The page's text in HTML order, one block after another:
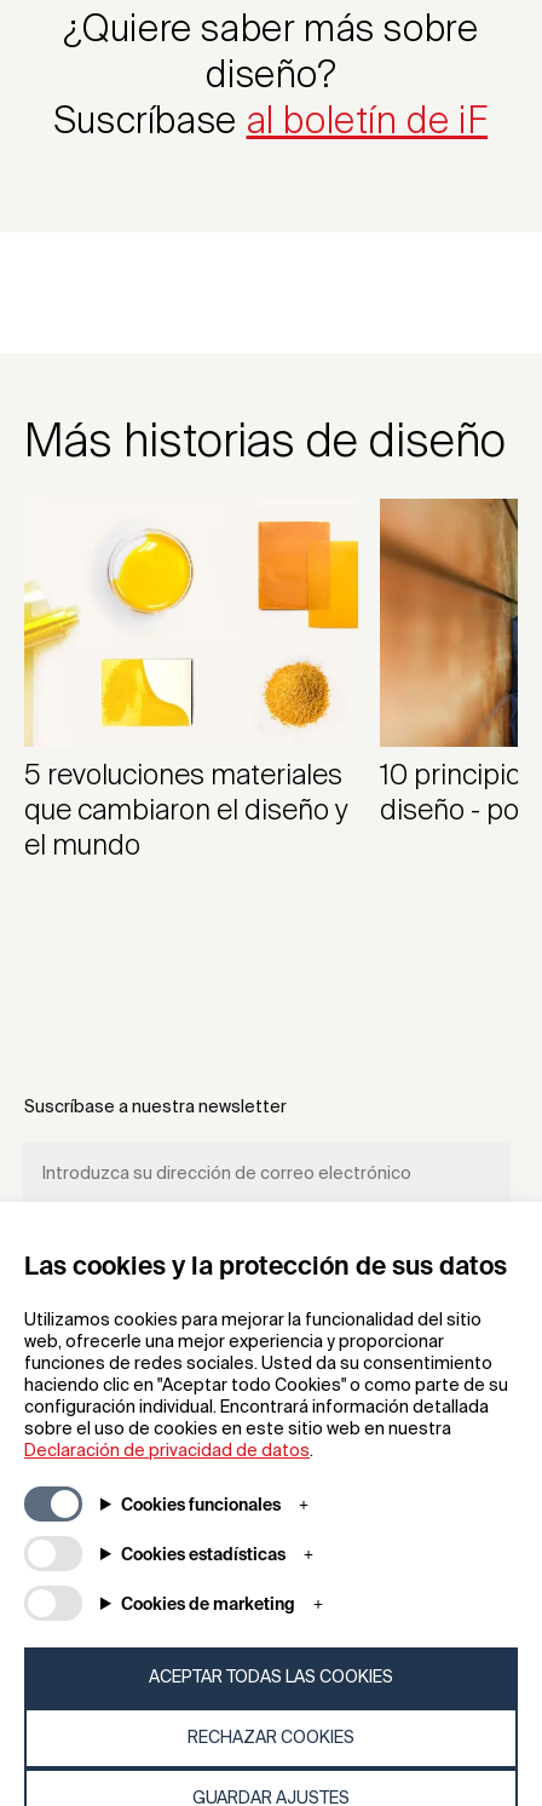
Las cookies y la protección de sus datos
Utilizamos cookies para mejorar la funcionalidad del sitio
web, ofrecerle una mejor experiencia y proporcionar
funciones de redes sociales. Usted da su consentimiento
haciendo clic en "Aceptar todo Cookies" o como parte de su
configuración individual. Encontrará información detallada
sobre el uso de cookies en este sitio web en nuestra
Declaración de privacidad de datos.
Cookies funcionales
Cookies estadísticas
Cookies de marketing
GUARDAR AJUSTES
RECHAZAR COOKIES
ACEPTAR TODAS LAS COOKIES
¿Quiere saber más sobre
diseño?
Suscríbase al boletín de iF
Más historias de diseño
5 revoluciones materiales
que cambiaron el diseño y
el mundo
10 principios
diseño - por
Información general
Descargas
Condiciones generales
Términos de la rifa
Aviso legal
Declaración de
protección de datos
Política de cookies
Empresa
Noticias y
prensa
Póngase en contacto
© 2026 iF Design
b0b15fef - 07/08/2026 07:46
Suscríbase a nuestra newsletter
REGÍSTRESE